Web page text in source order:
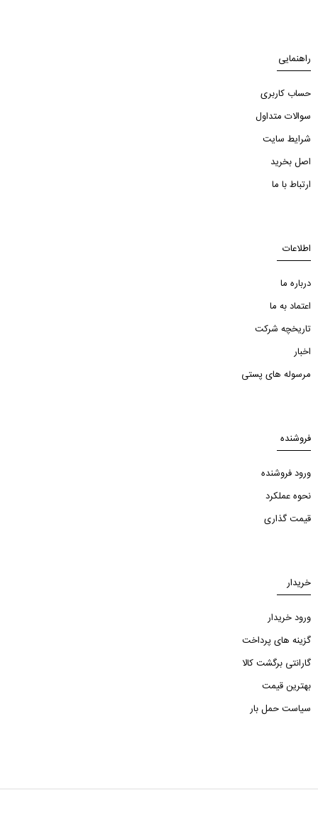
راهنمایی
حساب کاربری
سوالات متداول
شرایط سایت
اصل بخرید
ارتباط با ما
اطلاعات
درباره ما
اعتماد به ما
تاریخچه شرکت
اخبار
مرسوله های پستی
فروشنده
ورود فروشنده
نحوه عملکرد
قیمت گذاری
خریدار
ورود خریدار
گزینه های پرداخت
گارانتی برگشت کالا
بهترین قیمت
سیاست حمل بار